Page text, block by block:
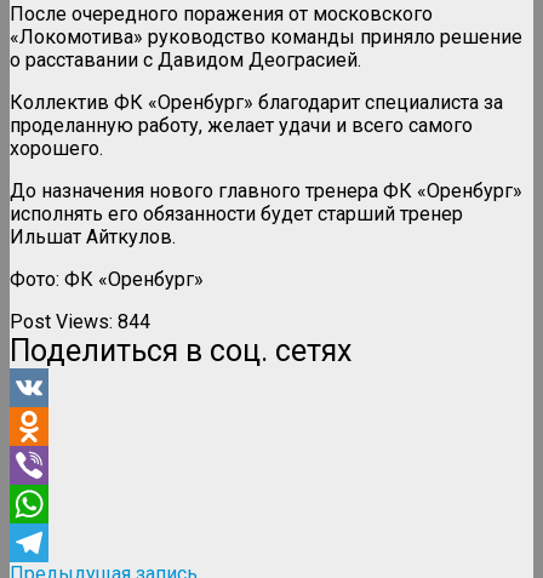
После очередного поражения от московского
«Локомотива» руководство команды приняло решение
о расставании с Давидом Деограсией.
Коллектив ФК «Оренбург» благодарит специалиста за
проделанную работу, желает удачи и всего самого
хорошего.
До назначения нового главного тренера ФК «Оренбург»
исполнять его обязанности будет старший тренер
Ильшат Айткулов.
Фото: ФК «Оренбург»
Post Views: 844
Поделиться в соц. сетях
VK
Odnoklassniki
Viber
WhatsApp
Предыдущая запись